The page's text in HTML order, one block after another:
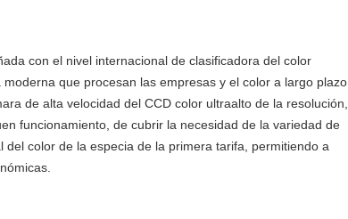
con el nivel internacional de clasificadora del color
que procesan las empresas y el color a largo plazo
de alta velocidad del CCD color ultraalto de la resolución,
funcionamiento, de cubrir la necesidad de la variedad de
color de la especia de la primera tarifa, permitiendo a